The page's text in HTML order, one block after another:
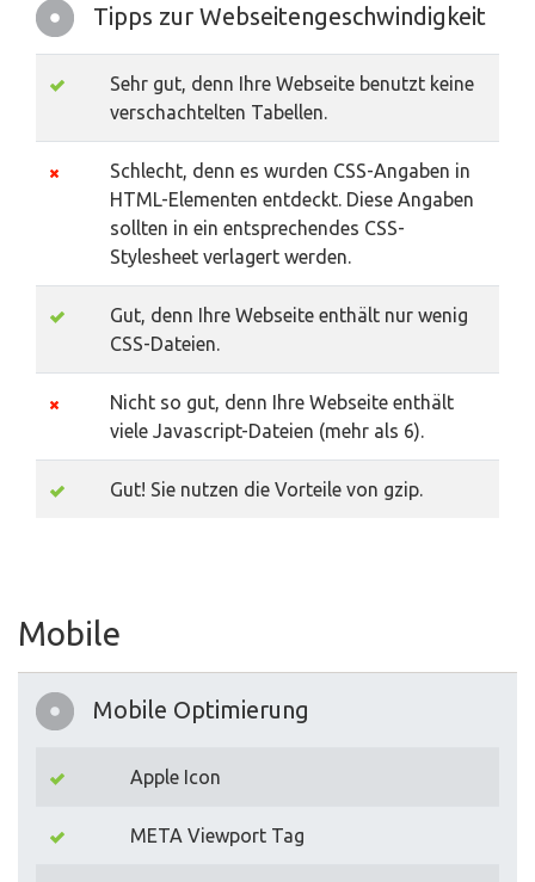
Tipps zur Webseitengeschwindigkeit
Sehr gut, denn Ihre Webseite benutzt keine
verschachtelten Tabellen.
Schlecht, denn es wurden CSS-Angaben in
HTML-Elementen entdeckt. Diese Angaben
sollten in ein entsprechendes CSS-
Stylesheet verlagert werden.
Gut, denn Ihre Webseite enthält nur wenig
CSS-Dateien.
Nicht so gut, denn Ihre Webseite enthält
viele Javascript-Dateien (mehr als 6).
Gut! Sie nutzen die Vorteile von gzip.
Mobile
Mobile Optimierung
Apple Icon
META Viewport Tag